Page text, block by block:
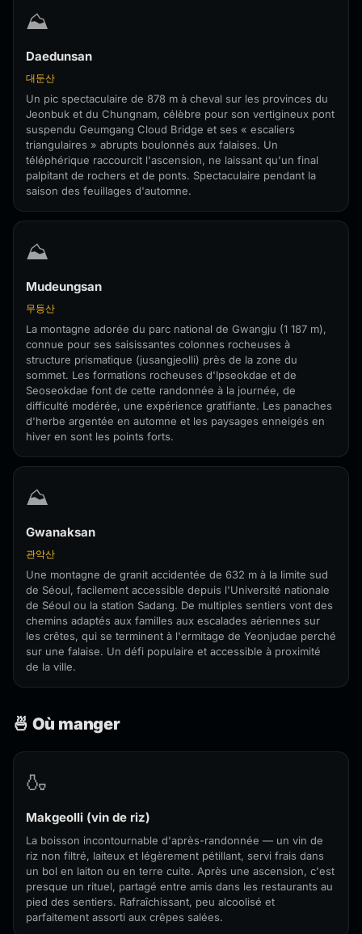
⛰️
Daedunsan
대둔산
Un pic spectaculaire de 878 m à cheval sur les provinces du
Jeonbuk et du Chungnam, célèbre pour son vertigineux pont
suspendu Geumgang Cloud Bridge et ses « escaliers
triangulaires » abrupts boulonnés aux falaises. Un
téléphérique raccourcit l'ascension, ne laissant qu'un final
palpitant de rochers et de ponts. Spectaculaire pendant la
saison des feuillages d'automne.
⛰️
Mudeungsan
무등산
La montagne adorée du parc national de Gwangju (1 187 m),
connue pour ses saisissantes colonnes rocheuses à
structure prismatique (jusangjeolli) près de la zone du
sommet. Les formations rocheuses d'Ipseokdae et de
Seoseokdae font de cette randonnée à la journée, de
difficulté modérée, une expérience gratifiante. Les panaches
d'herbe argentée en automne et les paysages enneigés en
hiver en sont les points forts.
⛰️
Gwanaksan
관악산
Une montagne de granit accidentée de 632 m à la limite sud
de Séoul, facilement accessible depuis l'Université nationale
de Séoul ou la station Sadang. De multiples sentiers vont des
chemins adaptés aux familles aux escalades aériennes sur
les crêtes, qui se terminent à l'ermitage de Yeonjudae perché
sur une falaise. Un défi populaire et accessible à proximité
de la ville.
🍜 Où manger
🍶
Makgeolli (vin de riz)
La boisson incontournable d'après-randonnée — un vin de
riz non filtré, laiteux et légèrement pétillant, servi frais dans
un bol en laiton ou en terre cuite. Après une ascension, c'est
presque un rituel, partagé entre amis dans les restaurants au
pied des sentiers. Rafraîchissant, peu alcoolisé et
parfaitement assorti aux crêpes salées.